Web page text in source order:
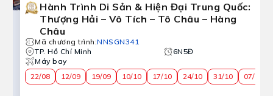
Hành Trình Di Sản & Hiện Đại Trung Quốc:
Thượng Hải – Vô Tích – Tô Châu – Hàng
Châu
Mã chương trình:NNSGN341
TP. Hồ Chí Minh
6N5Đ
Máy bay
22/08
12/09 19/09 10/10 17/10 24/10 31/10 07/11